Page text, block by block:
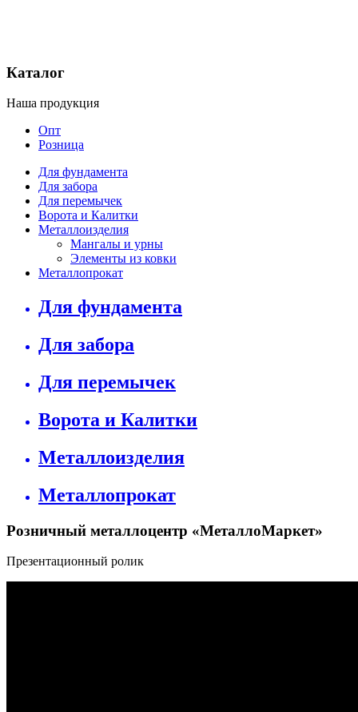
Каталог
Наша продукция
Опт
Розница
Для фундамента
Для забора
Для перемычек
Ворота и Калитки
Металлоизделия
Мангалы и урны
Элементы из ковки
Металлопрокат
Для фундамента
Для забора
Для перемычек
Ворота и Калитки
Металлоизделия
Металлопрокат
Розничный металлоцентр «МеталлоМаркет»
Презентационный ролик